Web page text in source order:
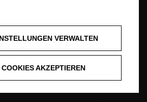
VERWALTEN
AKZEPTIEREN